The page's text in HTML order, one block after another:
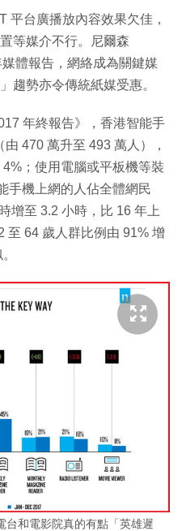
平台廣播放內容效果欠佳，
等媒介不行。尼爾森
體報告，網絡成為關鍵媒
趨勢亦令傳統紙媒受惠。
年終報告》，香港智能手
470 萬升至 493 萬人），
；使用電腦或平板機等裝
手機上網的人佔全體網民
增至 3.2 小時，比 16 年上
至 64 歲人群比例由 91% 增
台和電影院真的有點「英雄遲